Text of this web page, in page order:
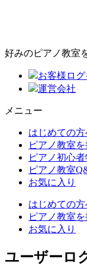
好みのピアノ教室
お客様ログ
運営会社
メニュー
はじめての方
ピアノ教室
ピアノ初心
ピアノ教室
お気に入り
はじめての方
ピアノ教室
お気に入り
ユーザーロ